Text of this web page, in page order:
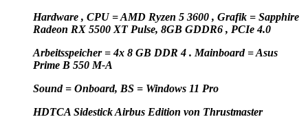
Hardware , CPU = AMD Ryzen 5 3600 , Grafik = Sapphire
Radeon RX 5500 XT Pulse, 8GB GDDR6 , PCIe 4.0
Arbeitsspeicher = 4x 8 GB DDR 4 . Mainboard = Asus
Prime B 550 M-A
Sound = Onboard, BS = Windows 11 Pro
HDTCA Sidestick Airbus Edition von Thrustmaster